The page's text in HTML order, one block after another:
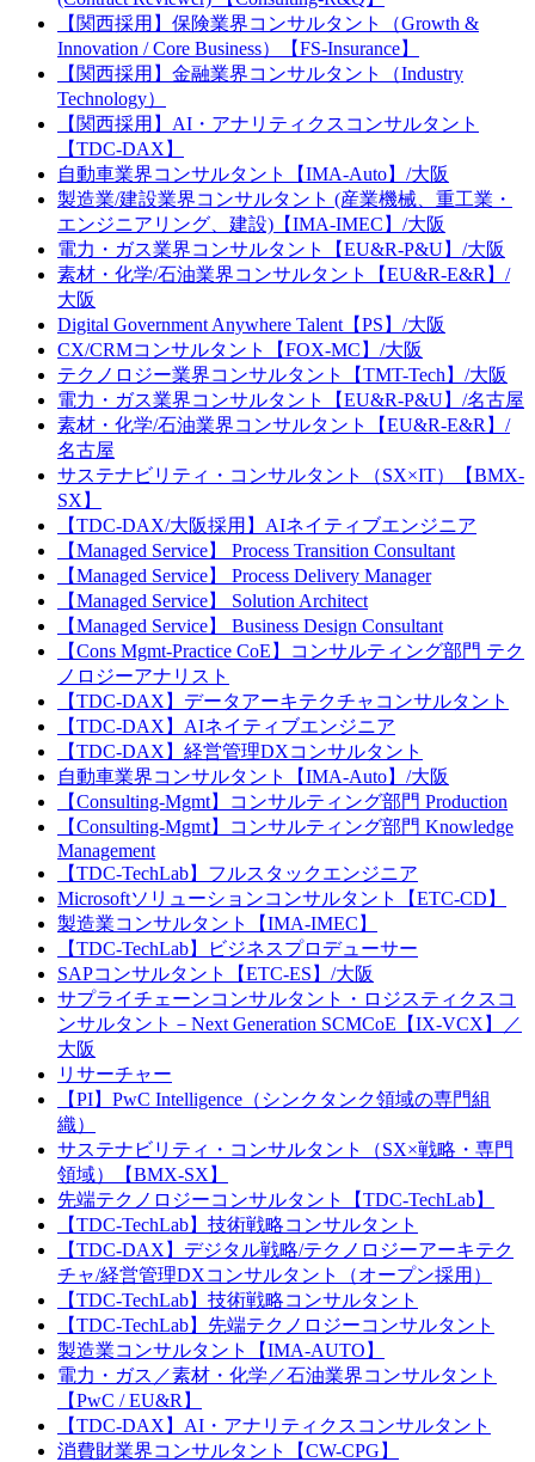
【関西採用】保険業界コンサルタント（Growth &
Innovation / Core Business）【FS-Insurance】
【関西採用】金融業界コンサルタント（Industry
Technology）
【関西採用】AI・アナリティクスコンサルタント
【TDC-DAX】
自動車業界コンサルタント【IMA-Auto】/大阪
製造業/建設業界コンサルタント (産業機械、重工業・
エンジニアリング、建設)【IMA-IMEC】/大阪
電力・ガス業界コンサルタント【EU&R-P&U】/大阪
素材・化学/石油業界コンサルタント【EU&R-E&R】/
大阪
Digital Government Anywhere Talent【PS】/大阪
CX/CRMコンサルタント【FOX-MC】/大阪
テクノロジー業界コンサルタント【TMT-Tech】/大阪
電力・ガス業界コンサルタント【EU&R-P&U】/名古屋
素材・化学/石油業界コンサルタント【EU&R-E&R】/
名古屋
サステナビリティ・コンサルタント（SX×IT）【BMX-
SX】
【TDC-DAX/大阪採用】AIネイティブエンジニア
【Managed Service】 Process Transition Consultant
【Managed Service】 Process Delivery Manager
【Managed Service】 Solution Architect
【Managed Service】 Business Design Consultant
【Cons Mgmt-Practice CoE】コンサルティング部門 テク
ノロジーアナリスト
【TDC-DAX】データアーキテクチャコンサルタント
【TDC-DAX】AIネイティブエンジニア
【TDC-DAX】経営管理DXコンサルタント
自動車業界コンサルタント【IMA-Auto】/大阪
【Consulting-Mgmt】コンサルティング部門 Production
【Consulting-Mgmt】コンサルティング部門 Knowledge
Management
【TDC-TechLab】フルスタックエンジニア
Microsoftソリューションコンサルタント【ETC-CD】
製造業コンサルタント【IMA-IMEC】
【TDC-TechLab】ビジネスプロデューサー
SAPコンサルタント【ETC-ES】/大阪
サプライチェーンコンサルタント・ロジスティクスコ
ンサルタント－Next Generation SCMCoE【IX-VCX】／
大阪
リサーチャー
【PI】PwC Intelligence（シンクタンク領域の専門組
織）
サステナビリティ・コンサルタント（SX×戦略・専門
領域）【BMX-SX】
先端テクノロジーコンサルタント【TDC-TechLab】
【TDC-TechLab】技術戦略コンサルタント
【TDC-DAX】デジタル戦略/テクノロジーアーキテク
チャ/経営管理DXコンサルタント（オープン採用）
【TDC-TechLab】技術戦略コンサルタント
【TDC-TechLab】先端テクノロジーコンサルタント
製造業コンサルタント【IMA-AUTO】
電力・ガス／素材・化学／石油業界コンサルタント
【PwC / EU&R】
【TDC-DAX】AI・アナリティクスコンサルタント
消費財業界コンサルタント【CW-CPG】